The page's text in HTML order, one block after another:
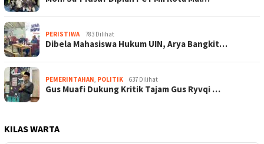
PERISTIWA 783 Dilihat
Dibela Mahasiswa Hukum UIN, Arya Bangkit…
PEMERINTAHAN, POLITIK 637 Dilihat
Gus Muafi Dukung Kritik Tajam Gus Ryvqi …
KILAS WARTA